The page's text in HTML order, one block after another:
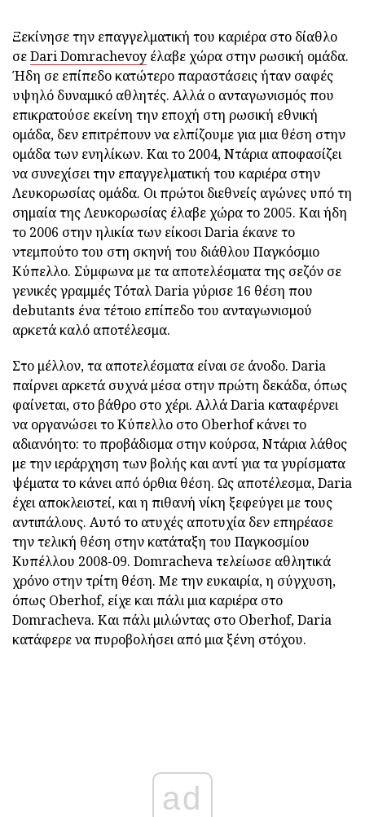
Ξεκίνησε την επαγγελματική του καριέρα στο δίαθλο
σεDari Domrachevoy έλαβε χώρα στην ρωσική ομάδα.
Ήδη σε επίπεδο κατώτερο παραστάσεις ήταν σαφές
υψηλό δυναμικό αθλητές. Αλλά ο ανταγωνισμός που
επικρατούσε εκείνη την εποχή στη ρωσική εθνική
ομάδα, δεν επιτρέπουν να ελπίζουμε για μια θέση στην
ομάδα των ενηλίκων. Και το 2004, Ντάρια αποφασίζει
να συνεχίσει την επαγγελματική του καριέρα στην
Λευκορωσίας ομάδα. Οι πρώτοι διεθνείς αγώνες υπό τη
σημαία της Λευκορωσίας έλαβε χώρα το 2005. Και ήδη
το 2006 στην ηλικία των είκοσι Daria έκανε το
ντεμπούτο του στη σκηνή του διάθλου Παγκόσμιο
Κύπελλο. Σύμφωνα με τα αποτελέσματα της σεζόν σε
γενικές γραμμές Τόταλ Daria γύρισε 16 θέση που
debutants ένα τέτοιο επίπεδο του ανταγωνισμού
αρκετά καλό αποτέλεσμα.
Στο μέλλον, τα αποτελέσματα είναι σε άνοδο. Daria
παίρνει αρκετά συχνά μέσα στην πρώτη δεκάδα, όπως
φαίνεται, στο βάθρο στο χέρι. Αλλά Daria καταφέρνει
να οργανώσει το Κύπελλο στο Oberhof κάνει το
αδιανόητο: το προβάδισμα στην κούρσα, Ντάρια λάθος
με την ιεράρχηση των βολής και αντί για τα γυρίσματα
ψέματα το κάνει από όρθια θέση. Ως αποτέλεσμα, Daria
έχει αποκλειστεί, και η πιθανή νίκη ξεφεύγει με τους
αντιπάλους. Αυτό το ατυχές αποτυχία δεν επηρέασε
την τελική θέση στην κατάταξη του Παγκοσμίου
Κυπέλλου 2008-09. Domracheva τελείωσε αθλητικά
χρόνο στην τρίτη θέση. Με την ευκαιρία, η σύγχυση,
όπως Oberhof, είχε και πάλι μια καριέρα στο
Domracheva. Και πάλι μιλώντας στο Oberhof, Daria
κατάφερε να πυροβολήσει από μια ξένη στόχου.
ad